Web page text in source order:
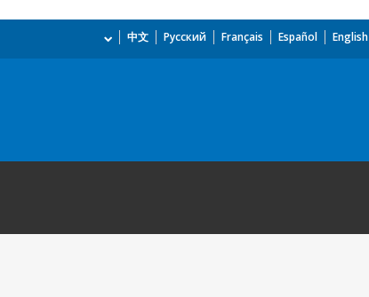
English
Español
Français
Русский
中文